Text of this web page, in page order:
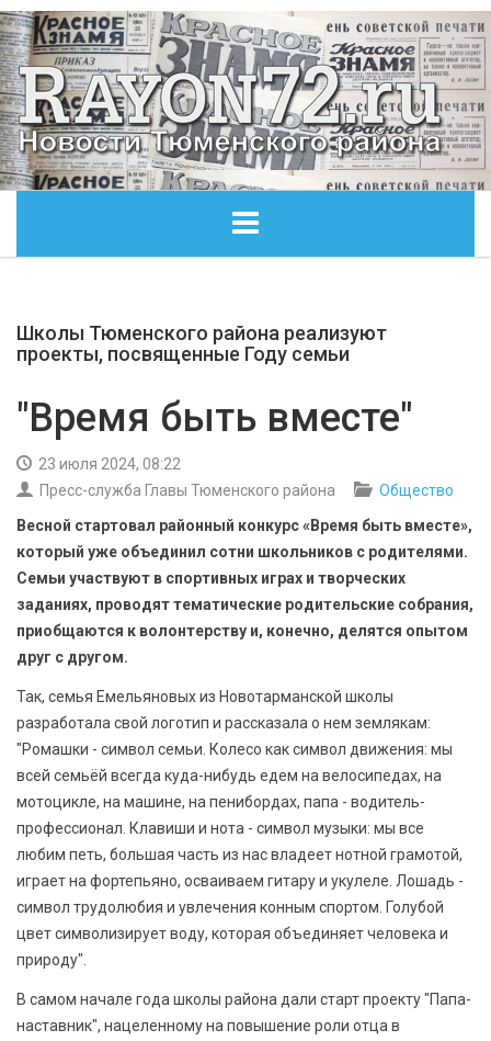
ОБЩЕСТВО
БЕЗОПАСНОСТЬ
СПОРТ
АРХИВ PDF
Школы Тюменского района реализуют
проекты, посвященные Году семьи
"Время быть вместе"
23 июля 2024, 08:22
Пресс-служба Главы Тюменского района
Общество
Весной стартовал районный конкурс «Время быть вместе»,
который уже объединил сотни школьников с родителями.
Семьи участвуют в спортивных играх и творческих
заданиях, проводят тематические родительские собрания,
приобщаются к волонтерству и, конечно, делятся опытом
друг с другом.
Так, семья Емельяновых из Новотарманской школы
разработала свой логотип и рассказала о нем землякам:
"Ромашки - символ семьи. Колесо как символ движения: мы
всей семьёй всегда куда-нибудь едем на велосипедах, на
мотоцикле, на машине, на пенибордах, папа - водитель-
профессионал. Клавиши и нота - символ музыки: мы все
любим петь, большая часть из нас владеет нотной грамотой,
играет на фортепьяно, осваиваем гитару и укулеле. Лошадь -
символ трудолюбия и увлечения конным спортом. Голубой
цвет символизирует воду, которая объединяет человека и
природу".
В самом начале года школы района дали старт проекту "Папа-
наставник", нацеленному на повышение роли отца в